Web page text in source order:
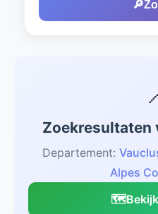
🔎
Zoekresultaten
Departement:
Alpes
🗺️